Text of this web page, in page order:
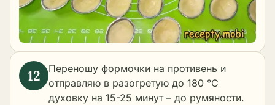
Переношу формочки на противень и
отправляю в разогретую до 180 °C
духовку на 15-25 минут – до румяности.